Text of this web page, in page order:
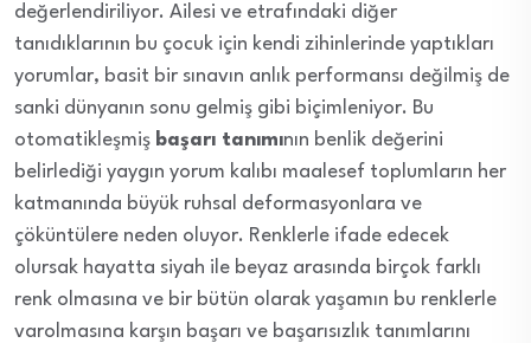
değerlendiriliyor. Ailesi ve etrafındaki diğer
tanıdıklarının bu çocuk için kendi zihinlerinde yaptıkları
yorumlar, basit bir sınavın anlık performansı değilmiş de
sanki dünyanın sonu gelmiş gibi biçimleniyor. Bu
otomatikleşmiş başarı tanımının benlik değerini
belirlediği yaygın yorum kalıbı maalesef toplumların her
katmanında büyük ruhsal deformasyonlara ve
çöküntülere neden oluyor. Renklerle ifade edecek
olursak hayatta siyah ile beyaz arasında birçok farklı
renk olmasına ve bir bütün olarak yaşamın bu renklerle
varolmasına karşın başarı ve başarısızlık tanımlarını